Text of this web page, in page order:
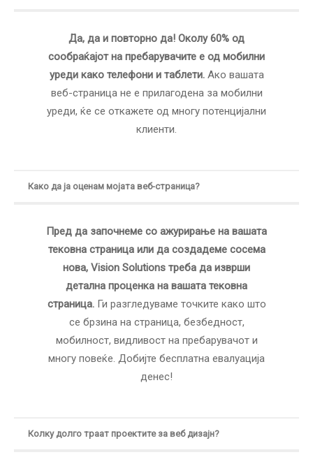
Да, да и повторно да! Околу 60% од
сообраќајот на пребарувачите е од мобилни
уреди како телефони и таблети.Ако вашата
веб-страница не е прилагодена за мобилни
уреди, ќе се откажете од многу потенцијални
клиенти.
Како да ја оценам мојата веб-страница?
Пред да започнеме со ажурирање на вашата
тековна страница или да создадеме сосема
нова, Vision Solutions треба да изврши
детална проценка на вашата тековна
страница.Ги разгледуваме точките како што
се брзина на страница, безбедност,
мобилност, видливост на пребарувачот и
многу повеќе. Добијте бесплатна евалуација
денес!
Колку долго траат проектите за веб дизајн?